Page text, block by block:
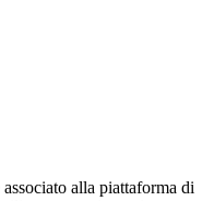
alla piattaforma di